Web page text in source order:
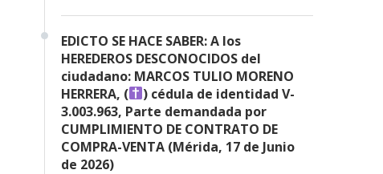
EDICTO SE HACE SABER: A los
HEREDEROS DESCONOCIDOS del
ciudadano: MARCOS TULIO MORENO
HERRERA, (
) cédula de identidad V-
3.003.963, Parte demandada por
CUMPLIMIENTO DE CONTRATO DE
COMPRA-VENTA (Mérida, 17 de Junio
de 2026)